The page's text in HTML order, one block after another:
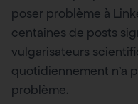
poser problème à
centaines de posts
vulgarisateurs
quotidiennement n’a
problème.